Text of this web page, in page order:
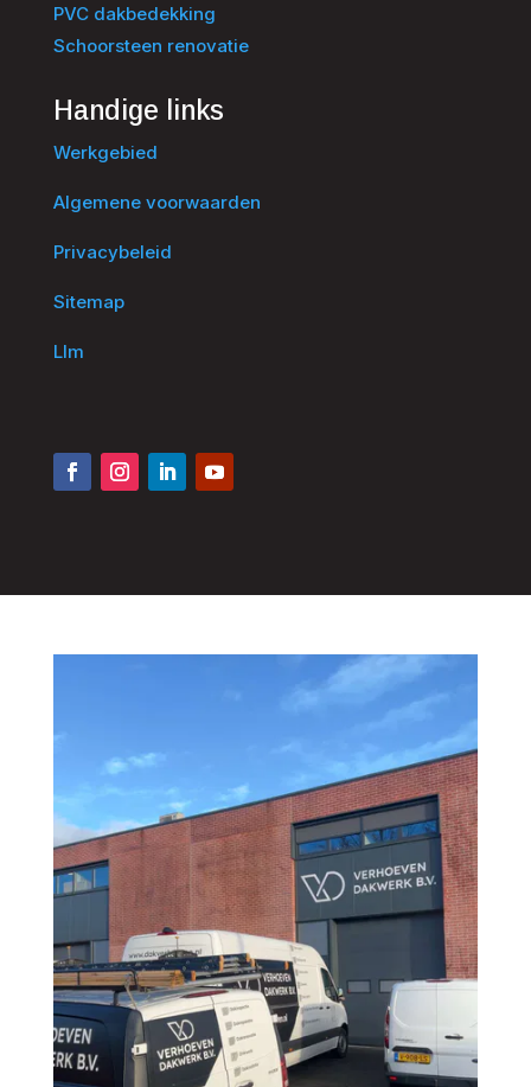
PVC dakbedekking
Schoorsteen renovatie
Handige links
Werkgebied
Algemene voorwaarden
Privacybeleid
Sitemap
Llm